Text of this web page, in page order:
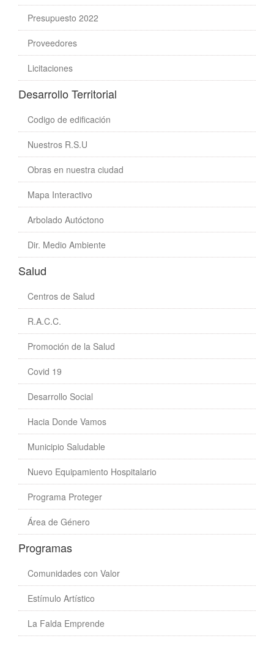
Presupuesto 2022
Proveedores
Licitaciones
Desarrollo Territorial
Codigo de edificación
Nuestros R.S.U
Obras en nuestra ciudad
Mapa Interactivo
Arbolado Autóctono
Dir. Medio Ambiente
Salud
Centros de Salud
R.A.C.C.
Promoción de la Salud
Covid 19
Desarrollo Social
Hacia Donde Vamos
Municipio Saludable
Nuevo Equipamiento Hospitalario
Programa Proteger
Área de Género
Programas
Comunidades con Valor
Estímulo Artístico
La Falda Emprende